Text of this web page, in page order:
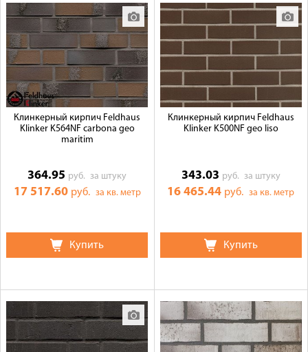
Клинкерный кирпич Feldhaus
Klinker K564NF carbona geo
maritim
364.95 руб.за штуку
17 517.60 руб. за кв. метр
Купить
Клинкерный кирпич Feldhaus
Klinker K500NF geo liso
343.03 руб. за штуку
16 465.44 руб.за кв. метр
Купить